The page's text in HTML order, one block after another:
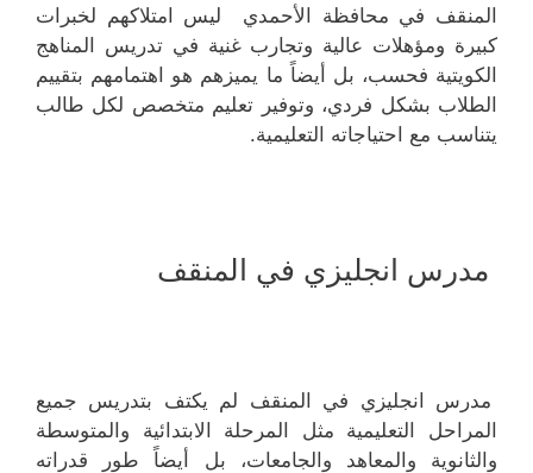
المنقف في محافظة الأحمدي ليس امتلاكهم لخبرات
كبيرة ومؤهلات عالية وتجارب غنية في تدريس المناهج
الكويتية فحسب، بل أيضاً ما يميزهم هو اهتمامهم بتقييم
الطلاب بشكل فردي، وتوفير تعليم متخصص لكل طالب
يتناسب مع احتياجاته التعليمية.
مدرس انجليزي في المنقف
مدرس انجليزي في المنقف لم يكتف بتدريس جميع
المراحل التعليمية مثل المرحلة الابتدائية والمتوسطة
والثانوية والمعاهد والجامعات، بل أيضاً طور قدراته